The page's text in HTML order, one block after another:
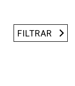
FILTRAR